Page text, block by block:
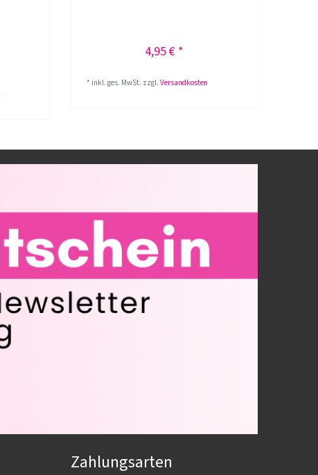
4,95 € *
* inkl. ges. MwSt. zzgl.Versandkosten
Zahlungsarten